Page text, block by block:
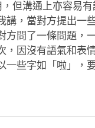
但溝通上亦容易
講，當對方提出一
方問了一條問題，
，因沒有語氣和表
一些字如「啦」，